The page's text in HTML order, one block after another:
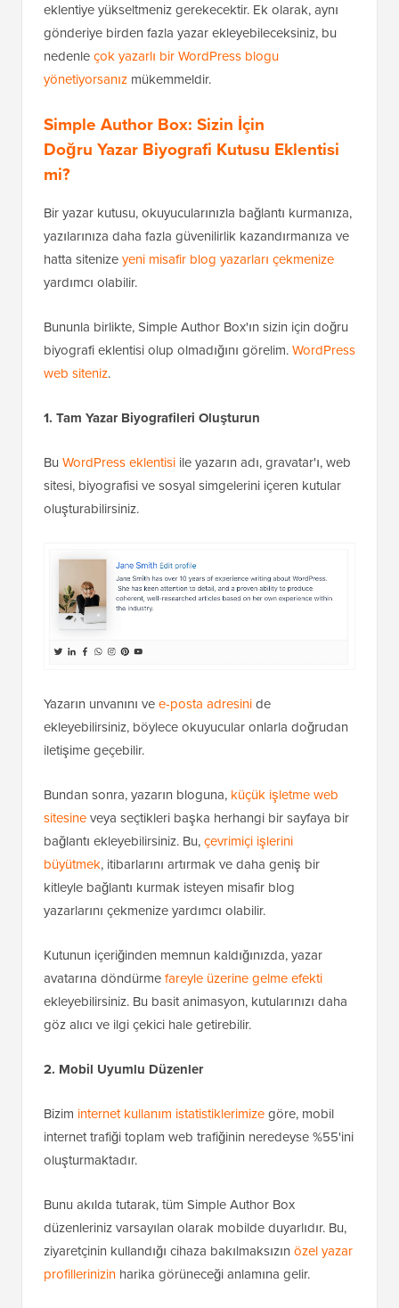
eklentiye yükseltmeniz gerekecektir. Ek olarak, aynı
gönderiye birden fazla yazar ekleyebileceksiniz, bu
nedenleçok yazarlı bir WordPress blogu
yönetiyorsanız mükemmeldir.
Simple Author Box: Sizin İçin
Doğru Yazar Biyografi Kutusu Eklentisi
mi?
Bir yazar kutusu, okuyucularınızla bağlantı kurmanıza,
yazılarınıza daha fazla güvenilirlik kazandırmanıza ve
hatta sitenizeyeni misafir blog yazarları çekmenize
yardımcı olabilir.
Bununla birlikte, Simple Author Box'ın sizin için doğru
biyografi eklentisi olup olmadığını görelim.WordPress
web siteniz.
1. Tam Yazar Biyografileri Oluşturun
Bu WordPress eklentisi ile yazarın adı, gravatar'ı, web
sitesi, biyografisi ve sosyal simgelerini içeren kutular
oluşturabilirsiniz.
Yazarın unvanını vee-posta adresinide
ekleyebilirsiniz, böylece okuyucular onlarla doğrudan
iletişime geçebilir.
Bundan sonra, yazarın bloguna, küçük işletme web
sitesineveya seçtikleri başka herhangi bir sayfaya bir
bağlantı ekleyebilirsiniz. Bu,çevrimiçi işlerini
büyütmek, itibarlarını artırmak ve daha geniş bir
kitleyle bağlantı kurmak isteyen misafir blog
yazarlarını çekmenize yardımcı olabilir.
Kutunun içeriğinden memnun kaldığınızda, yazar
avatarına döndürmefareyle üzerine gelme efekti
ekleyebilirsiniz. Bu basit animasyon, kutularınızı daha
göz alıcı ve ilgi çekici hale getirebilir.
2. Mobil Uyumlu Düzenler
Bizim internet kullanım istatistiklerimizegöre, mobil
internet trafiği toplam web trafiğinin neredeyse %55'ini
oluşturmaktadır.
Bunu akılda tutarak, tüm Simple Author Box
düzenleriniz varsayılan olarak mobilde duyarlıdır. Bu,
ziyaretçinin kullandığı cihaza bakılmaksızın özel yazar
profillerinizin harika görüneceği anlamına gelir.